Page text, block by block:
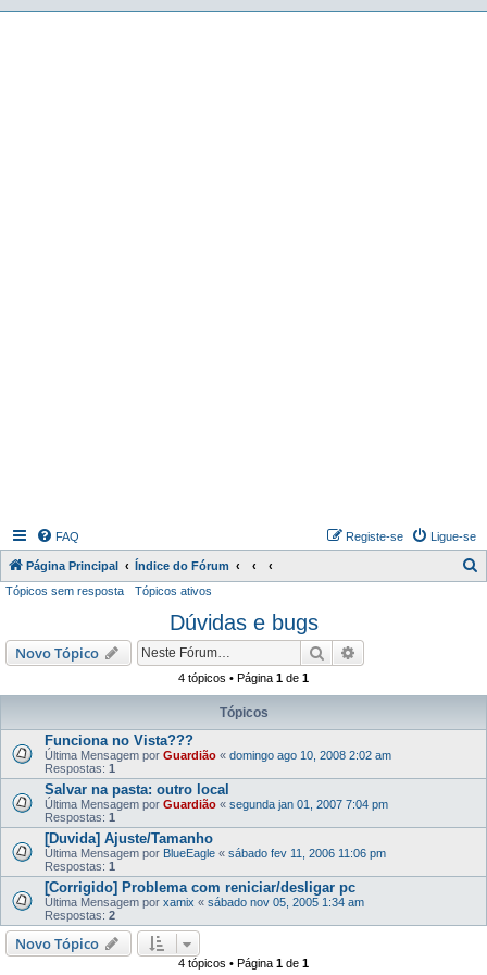
FAQ Ligue-se
Registe-se
Página Principal Índice do Fórum
i
Tópicos sem resposta Tópicos ativos
Dúvidas e bugs
Novo Tópico Pesquisar
4 tópicos • Página 1 de 1
Tópicos
Funciona no Vista???
Última Mensagem por Guardião « domingo ago 10, 2008 2:02 am
Respostas: 1
Salvar na pasta: outro local
Última Mensagem por Guardião « segunda jan 01, 2007 7:04 pm
Respostas: 1
[Duvida] Ajuste/Tamanho
Última Mensagem por BlueEagle « sábado fev 11, 2006 11:06 pm
Respostas: 1
[Corrigido] Problema com reniciar/desligar pc
Última Mensagem por xamix « sábado nov 05, 2005 1:34 am
Respostas: 2
Novo Tópico
4 tópicos • Página 1 de 1